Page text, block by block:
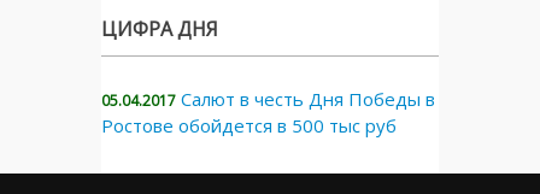
ЦИФРА ДНЯ
05.04.2017 Салют в честь Дня Победы в
Ростове обойдется в 500 тыс руб